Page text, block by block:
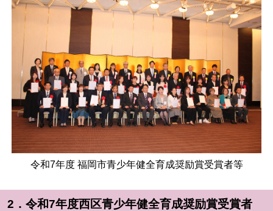
令和7年度 福岡市青少年健全育成奨励賞受賞者等
2．令和7年度西区青少年健全育成奨励賞受賞者